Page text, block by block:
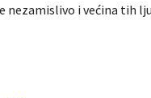
nezamislivo i većina tih